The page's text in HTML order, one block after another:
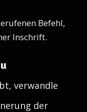
Befehl,
Inschrift.
verwandle
der